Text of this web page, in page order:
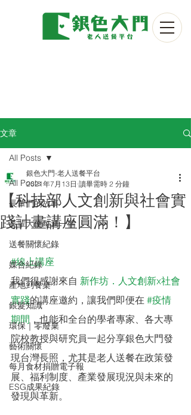
文章
All Posts
長輩們的故事
長輩大使每週一信
送餐關懷紀錄
媒合紀錄
產地到餐桌
銀髮知識
環保｜零廢棄
藝術關懷
每月食材捐贈電子報
ESG成果紀錄
All Posts
【科技部人文創新與社會實
踐計畫講座圓滿！】
銀色大門-老人送餐平台
2021年7月13日 讀畢需時 2 分鐘
#線上講座
我們很感謝來自 新作坊．人文創新x社會
實踐的講座邀約，讓我們即便在 #疫情
期間，也能和全台的學者專家、各大專
院校教授與研究員一起分享銀色大門發
現台灣長照，尤其是老人送餐在政策發
展、福利制度、產業發展現況與未來的
發現與革新。